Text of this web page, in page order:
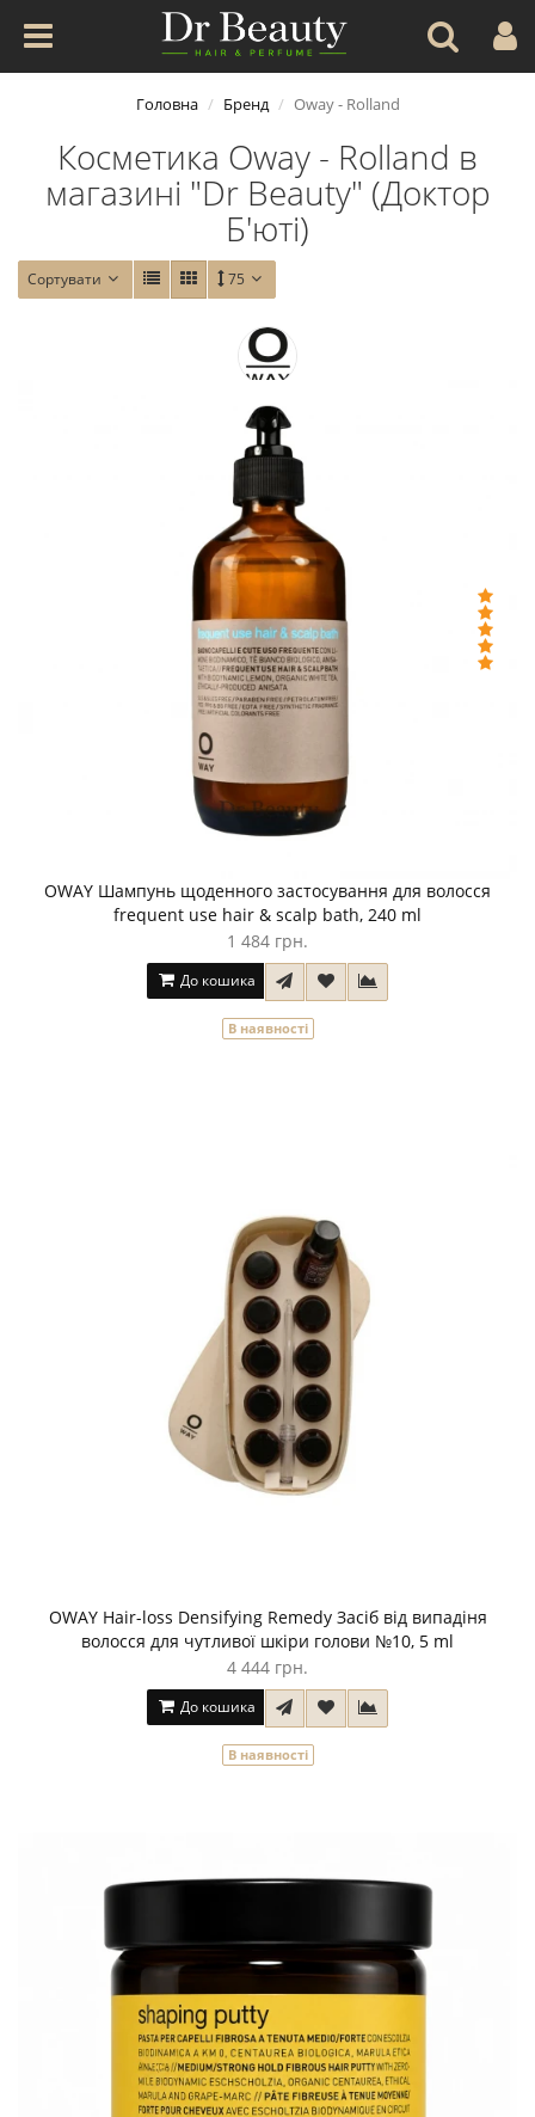
Головна Бренд Oway - Rolland
Косметика Oway - Rolland в
магазині "Dr Beauty" (Доктор
Б'юті)
Сортувати 75
OWAY Шампунь щоденного застосування для волосся
frequent use hair & scalp bath, 240 ml
1 484 грн.
До кошика
В наявності
OWAY Hair-loss Densifying Remedy Засіб від випадіня
волосся для чутливої шкіри голови №10, 5 ml
4 444 грн.
До кошика
В наявності